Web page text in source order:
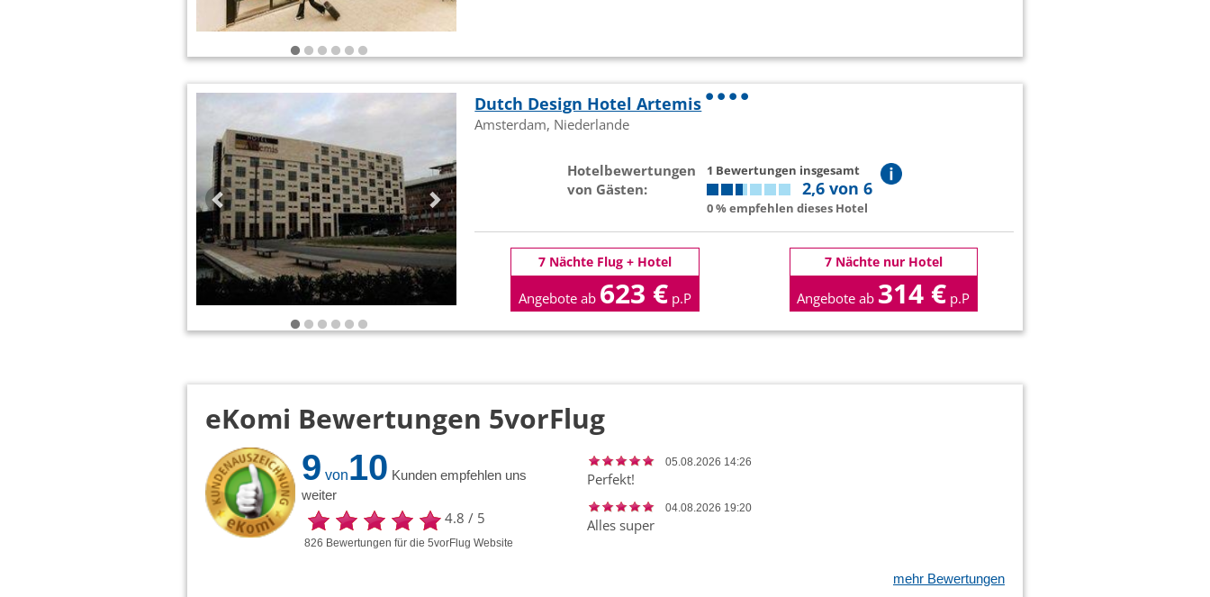
Dutch Design Hotel Artemis
Amsterdam, Niederlande
Hotelbewertungen
von Gästen:
1 Bewertungen insgesamt
2,6 von 6
0 % empfehlen dieses Hotel
7 Nächte Flug + Hotel
Angebote ab 623 € p.P
7 Nächte nur Hotel
Angebote ab 314 € p.P
eKomi Bewertungen 5vorFlug
9 von10 Kunden empfehlen uns
weiter
4.8 / 5
826 Bewertungen für die 5vorFlug Website
05.08.2026 14:26
Perfekt!
04.08.2026 19:20
Alles super
mehr Bewertungen